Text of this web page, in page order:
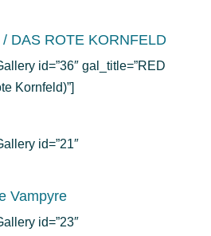
DAS ROTE KORNFELD
id=”36″ gal_title=”RED
Kornfeld)”]
id=”21″
Vampyre
id=”23″